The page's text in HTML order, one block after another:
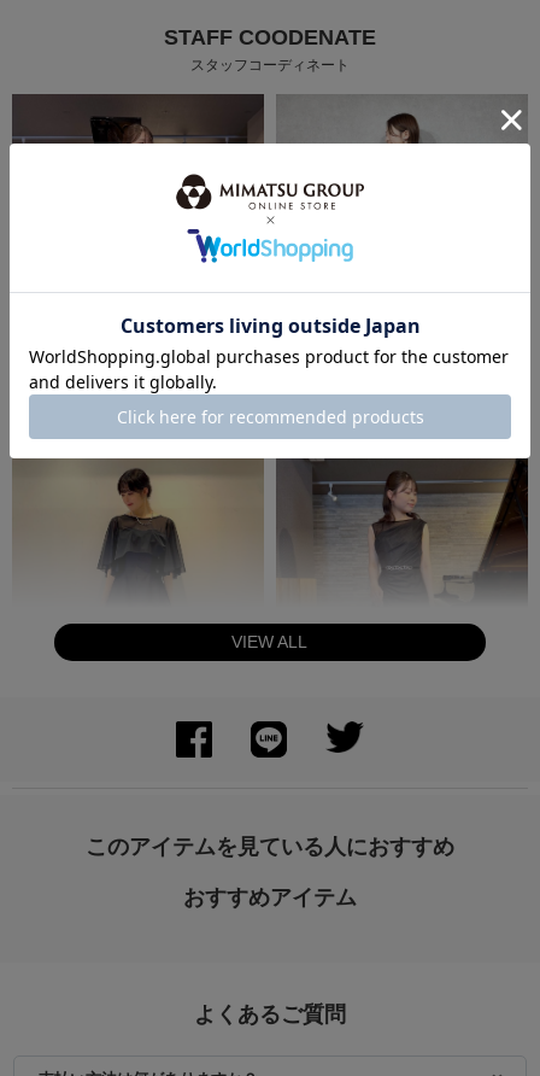
STAFF COODENATE
スタッフコーディネート
身長：155cm
VIEW ALL
このアイテムを見ている人におすすめ
おすすめアイテム
よくあるご質問